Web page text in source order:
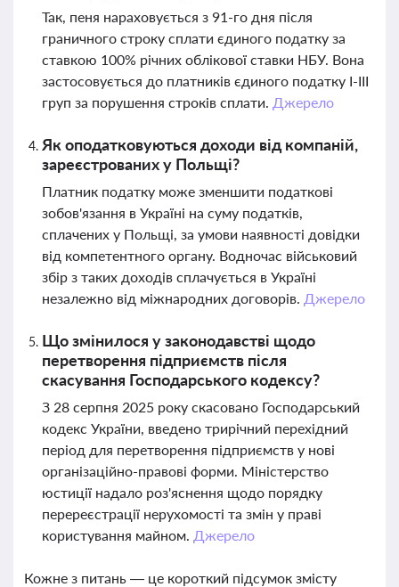
Так, пеня нараховується з 91-го дня після
граничного строку сплати єдиного податку за
ставкою 100% річних облікової ставки НБУ. Вона
застосовується до платників єдиного податку І-ІІІ
груп за порушення строків сплати. Джерело
Як оподатковуються доходи від компаній,
зареєстрованих у Польщі?
Платник податку може зменшити податкові
зобов'язання в Україні на суму податків,
сплачених у Польщі, за умови наявності довідки
від компетентного органу. Водночас військовий
збір з таких доходів сплачується в Україні
незалежно від міжнародних договорів. Джерело
Що змінилося у законодавстві щодо
перетворення підприємств після
скасування Господарського кодексу?
З 28 серпня 2025 року скасовано Господарський
кодекс України, введено трирічний перехідний
період для перетворення підприємств у нові
організаційно-правові форми. Міністерство
юстиції надало роз'яснення щодо порядку
перереєстрації нерухомості та змін у праві
користування майном. Джерело
Кожне з питань — це короткий підсумок змісту